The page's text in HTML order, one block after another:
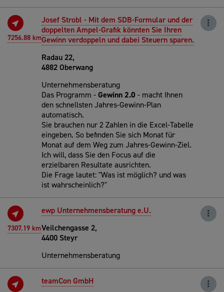
7256.88 km
Josef Strobl - Mit dem SDB-Formular und der
doppelten Ampel-Grafik könnten Sie Ihren
Gewinn verdoppeln und dabei Steuern sparen.
Radau 22,
4882 Oberwang
Unternehmensberatung
Das Programm -Gewinn 2.0 - macht Ihnen
den schnellsten Jahres-Gewinn-Plan
automatisch.
Sie brauchen nur 2 Zahlen in die Excel-Tabelle
eingeben. So befinden Sie sich Monat für
Monat auf dem Weg zum Jahres-Gewinn-Ziel.
Ich will, dass Sie den Focus auf die
erzielbaren Resultate ausrichten.
Die Frage lautet: "Was ist möglich? und was
ist wahrscheinlich?"
7307.19 km
ewp Unternehmensberatung e.U.
Veilchengasse 2,
4400 Steyr
Unternehmensberatung
teamCon GmbH